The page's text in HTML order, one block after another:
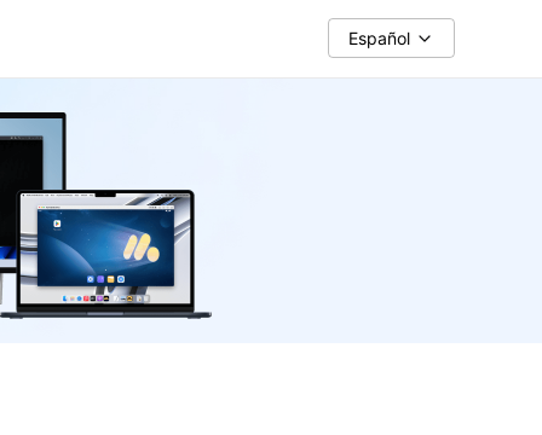
Español